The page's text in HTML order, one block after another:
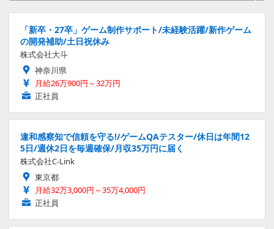
「新卒・27卒」ゲーム制作サポート/未経験活躍/新作ゲーム
の開発補助/土日祝休み
株式会社大斗
神奈川県
月給26万900円～32万円
正社員
違和感察知で信頼を守る!/ゲームQAテスター/休日は年間12
5日/週休2日を毎週確保/月収35万円に届く
株式会社C-Link
東京都
月給32万3,000円～35万4,000円
正社員